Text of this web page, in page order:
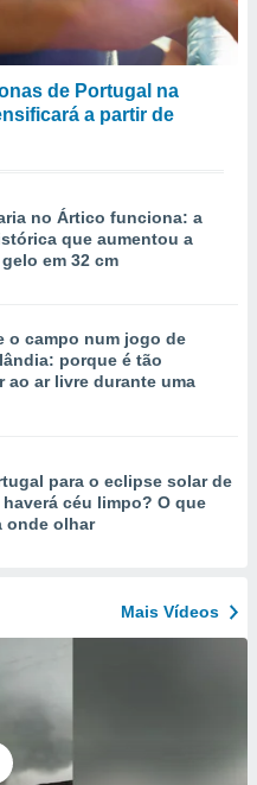
de Portugal na
a partir de
no Ártico funciona: a
que aumentou a
em 32 cm
o campo num jogo de
porque é tão
ao ar livre durante uma
para o eclipse solar de
céu limpo? O que
onde olhar
Mais Vídeos